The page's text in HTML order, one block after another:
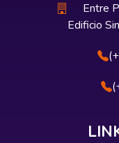
Entre
Edificio